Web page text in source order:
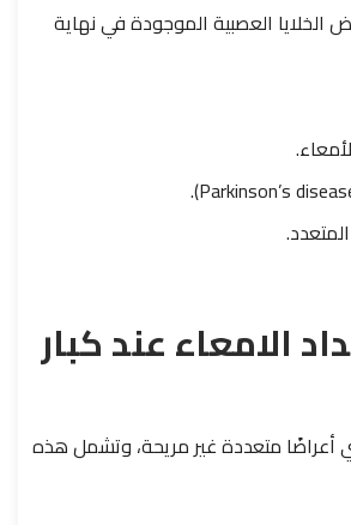
العصبية الموجودة في نهاية
الامعاء عند كبار
أعراضًا متعددة غير مريحة، وتشمل هذه